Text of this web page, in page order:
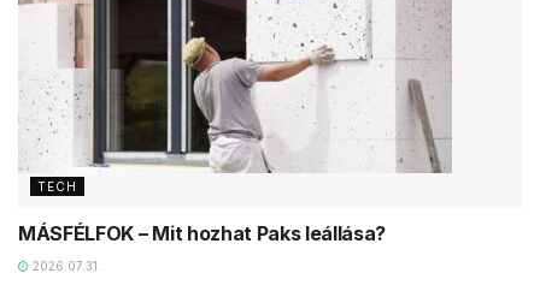
TECH
MÁSFÉLFOK – Mit hozhat Paks leállása?
2026.07.31.